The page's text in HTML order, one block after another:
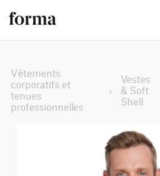
Vêtements
corporatifs et
tenues
professionnelles
›
Vestes
& Soft
Shell